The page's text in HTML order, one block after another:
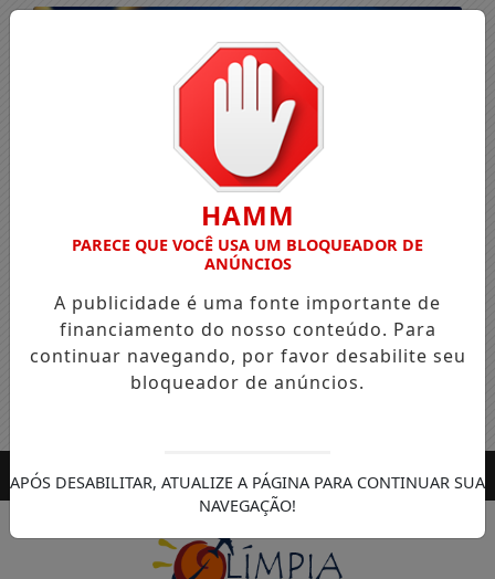
Entrar
HAMM
PARECE QUE VOCÊ USA UM BLOQUEADOR DE
ANÚNCIOS
A publicidade é uma fonte importante de
financiamento do nosso conteúdo. Para
continuar navegando, por favor desabilite seu
bloqueador de anúncios.
APÓS DESABILITAR, ATUALIZE A PÁGINA PARA CONTINUAR SUA
NAVEGAÇÃO!